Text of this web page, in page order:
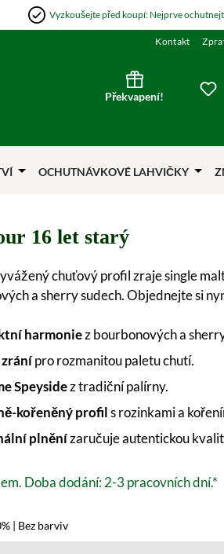
Vyzkoušejte před koupí: Nejprve
Kontakt
Překvapení!
OCHUTNÁVKOVÉ LAHVIČKY
16 let starý
chuťový profil zraje single
a sherry sudech. Objednejte si
harmoniez bourbonových a
pro rozmanitou paletu chutí.
Speysidez tradiční palírny.
kořeněný profils rozinkami a
plněnízaručuje autentickou
Doba dodání: 2-3 pracovních dní.*
| Bez barviv